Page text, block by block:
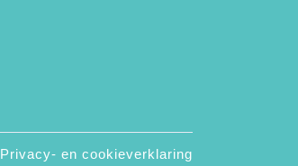
Privacy- en cookieverklaring